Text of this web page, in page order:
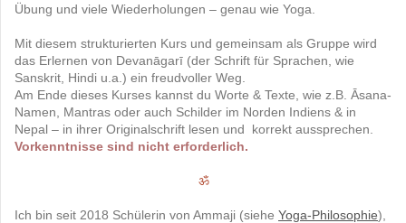
Übung und viele Wiederholungen – genau wie Yoga.
Mit diesem strukturierten Kurs und gemeinsam als Gruppe wird
das Erlernen von Devanāgarī (der Schrift für Sprachen, wie
Sanskrit, Hindi u.a.) ein freudvoller Weg.
Am Ende dieses Kurses kannst du Worte & Texte, wie z.B. Āsana-
Namen, Mantras oder auch Schilder im Norden Indiens & in
Nepal – in ihrer Originalschrift lesen und korrekt aussprechen.
Vorkenntnisse sind nicht erforderlich.
ॐ
Ich bin seit 2018 Schülerin von Ammaji (siehe Yoga-Philosophie),